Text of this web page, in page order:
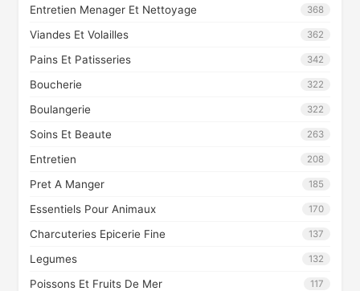
Entretien Menager Et Nettoyage 368
Viandes Et Volailles 362
Pains Et Patisseries 342
Boucherie 322
Boulangerie 322
Soins Et Beaute 263
Entretien 208
Pret A Manger 185
Essentiels Pour Animaux 170
Charcuteries Epicerie Fine 137
Legumes 132
Poissons Et Fruits De Mer 117